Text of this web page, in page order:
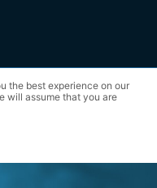
the best experience on our
will assume that you are